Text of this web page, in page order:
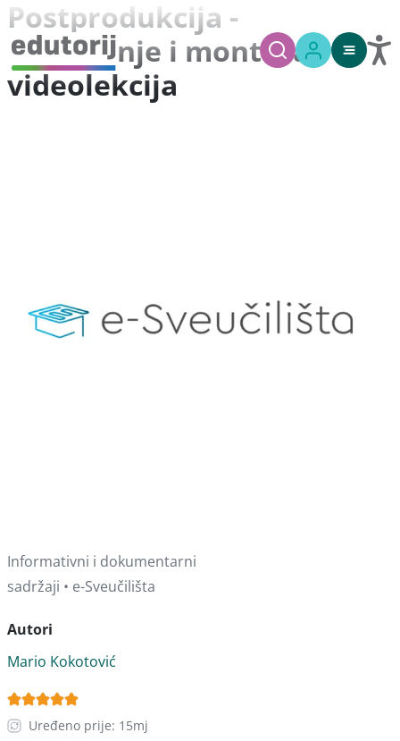
Postprodukcija -
uređivanje i montaža
videolekcija
Informativni i dokumentarni
sadržaji • e-Sveučilišta
Autori
Mario Kokotović
Uređeno prije: 15mj